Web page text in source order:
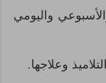
واليومي
وعلاجها.